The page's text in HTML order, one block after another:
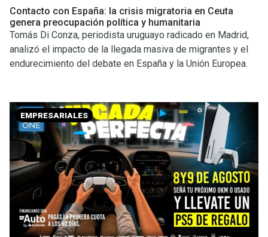
Contacto con España: la crisis migratoria en Ceuta
genera preocupación política y humanitaria
Tomás Di Conza, periodista uruguayo radicado en Madrid,
analizó el impacto de la llegada masiva de migrantes y el
endurecimiento del debate en España y la Unión Europea.
EMPRESARIALES